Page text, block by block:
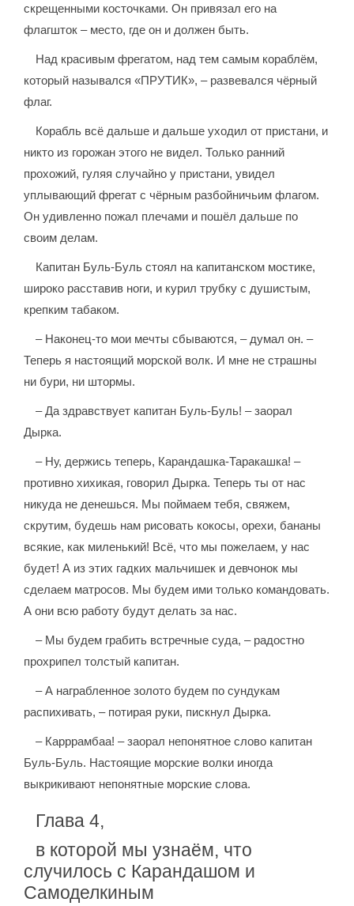
скрещенными косточками. Он привязал его на
флагшток – место, где он и должен быть.
Над красивым фрегатом, над тем самым кораблём,
который назывался «ПРУТИК», – развевался чёрный
флаг.
Корабль всё дальше и дальше уходил от пристани, и
никто из горожан этого не видел. Только ранний
прохожий, гуляя случайно у пристани, увидел
уплывающий фрегат с чёрным разбойничьим флагом.
Он удивленно пожал плечами и пошёл дальше по
своим делам.
Капитан Буль-Буль стоял на капитанском мостике,
широко расставив ноги, и курил трубку с душистым,
крепким табаком.
– Наконец-то мои мечты сбываются, – думал он. –
Теперь я настоящий морской волк. И мне не страшны
ни бури, ни штормы.
– Да здравствует капитан Буль-Буль! – заорал
Дырка.
– Ну, держись теперь, Карандашка-Таракашка! –
противно хихикая, говорил Дырка. Теперь ты от нас
никуда не денешься. Мы поймаем тебя, свяжем,
скрутим, будешь нам рисовать кокосы, орехи, бананы
всякие, как миленький! Всё, что мы пожелаем, у нас
будет! А из этих гадких мальчишек и девчонок мы
сделаем матросов. Мы будем ими только командовать.
А они всю работу будут делать за нас.
– Мы будем грабить встречные суда, – радостно
прохрипел толстый капитан.
– А награбленное золото будем по сундукам
распихивать, – потирая руки, пискнул Дырка.
– Карррамбаа! – заорал непонятное слово капитан
Буль-Буль. Настоящие морские волки иногда
выкрикивают непонятные морские слова.
Глава 4,
в которой мы узнаём, что
случилось с Карандашом и
Самоделкиным